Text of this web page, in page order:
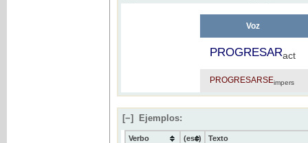
Voz
PROGRESARact
PROGRESARSEimpers
[−] Ejemplos:
Verbo (ess)
Texto